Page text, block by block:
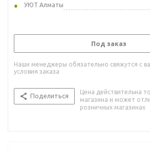
УЮТ Алматы
Под заказ
Наши менеджеры обязательно свяжутся с
условия заказа
Поделиться
Цена действительна
магазина и может
розничных магазинах